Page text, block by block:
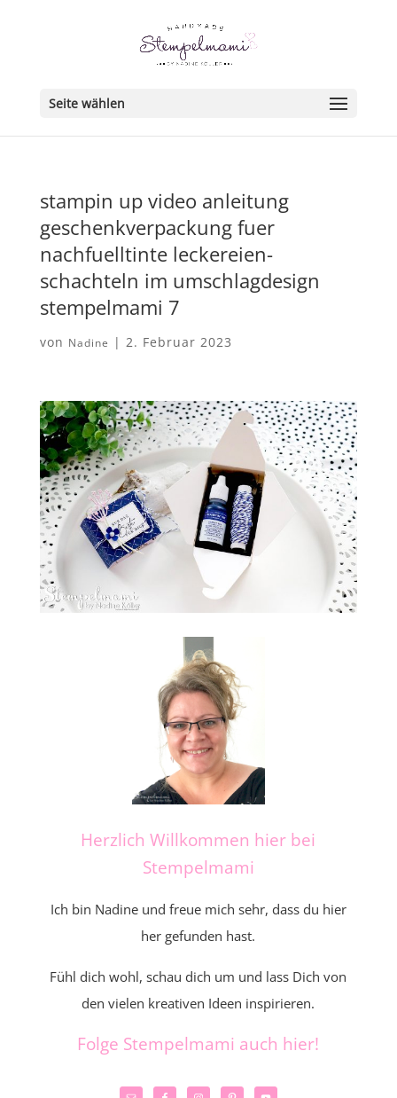
Seite wählen
stampin up video anleitung
geschenkverpackung fuer
nachfuelltinte leckereien-
schachteln im umschlagdesign
stempelmami 7
von Nadine | 2. Februar 2023
Herzlich Willkommen hier bei
Stempelmami
Ich bin Nadine und freue mich sehr, dass du hier
her gefunden hast.
Fühl dich wohl, schau dich um und lass Dich von
den vielen kreativen Ideen inspirieren.
Folge Stempelmami auch hier!